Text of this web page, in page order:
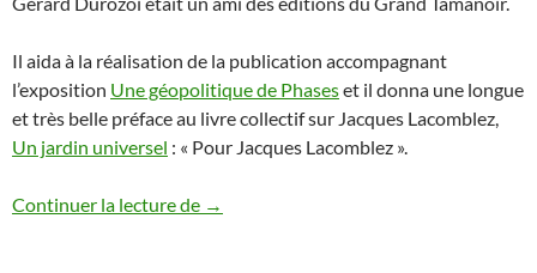
Il aida à la réalisation de la publication accompagnant
l’exposition Une géopolitique de Phaseset il donna une longue
et très belle préface au livre collectif sur Jacques Lacomblez,
Un jardin universel : « Pour Jacques Lacomblez ».
Continuer la lecture de Départ de Gérard Durozoi
→